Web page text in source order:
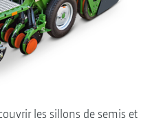
les sillons de semis et